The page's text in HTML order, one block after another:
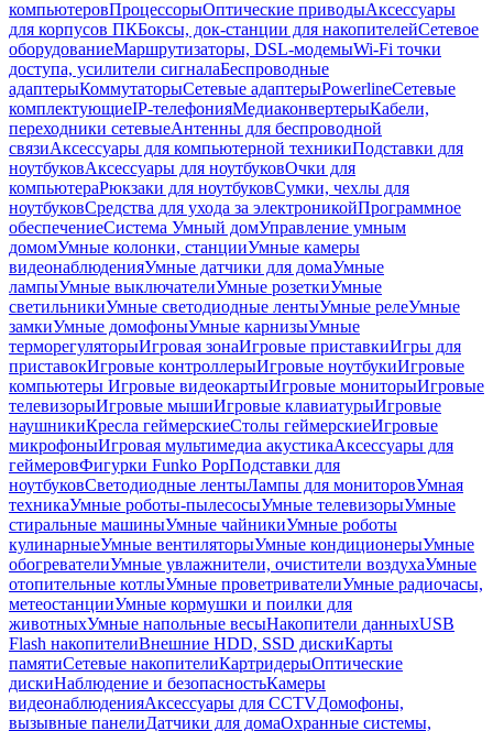
компьютеровПроцессорыОптические приводыАксессуары
для корпусов ПКБоксы, док-станции для накопителейСетевое
оборудованиеМаршрутизаторы, DSL-модемыWi-Fi точки
доступа, усилители сигналаБеспроводные
адаптерыКоммутаторыСетевые адаптерыPowerlineСетевые
комплектующиеIP-телефонияМедиаконвертерыКабели,
переходники сетевыеАнтенны для беспроводной
связиАксессуары для компьютерной техникиПодставки для
ноутбуковАксессуары для ноутбуковОчки для
компьютераРюкзаки для ноутбуковСумки, чехлы для
ноутбуковСредства для ухода за электроникойПрограммное
обеспечениеСистема Умный домУправление умным
домомУмные колонки, станцииУмные камеры
видеонаблюденияУмные датчики для домаУмные
лампыУмные выключателиУмные розеткиУмные
светильникиУмные светодиодные лентыУмные релеУмные
замкиУмные домофоныУмные карнизыУмные
терморегуляторыИгровая зонаИгровые приставкиИгры для
приставокИгровые контроллерыИгровые ноутбукиИгровые
компьютеры Игровые видеокартыИгровые мониторыИгровые
телевизорыИгровые мышиИгровые клавиатурыИгровые
наушникиКресла геймерскиеСтолы геймерскиеИгровые
микрофоныИгровая мультимедиа акустикаАксессуары для
геймеровФигурки Funko PopПодставки для
ноутбуковСветодиодные лентыЛампы для мониторовУмная
техникаУмные роботы-пылесосыУмные телевизорыУмные
стиральные машиныУмные чайникиУмные роботы
кулинарныеУмные вентиляторыУмные кондиционерыУмные
обогревателиУмные увлажнители, очистители воздухаУмные
отопительные котлыУмные проветривателиУмные радиочасы,
метеостанцииУмные кормушки и поилки для
животныхУмные напольные весыНакопители данныхUSB
Flash накопителиВнешние HDD, SSD дискиКарты
памятиСетевые накопителиКартридерыОптические
дискиНаблюдение и безопасностьКамеры
видеонаблюденияАксессуары для CCTVДомофоны,
вызывные панелиДатчики для домаОхранные системы,